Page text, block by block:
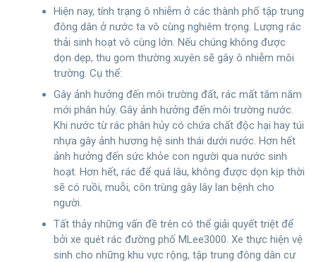
Hiện nay, tính trạng ô nhiễm ở các thành phố tập trung
đông dân ở nước ta vô cùng nghiêm trọng. Lượng rác
thải sinh hoạt vô cùng lớn. Nếu chúng không được
dọn dẹp, thu gom thường xuyên sẽ gây ô nhiễm môi
trường. Cụ thể:
Gây ảnh hưởng đến môi trường đất, rác mất tăm năm
mới phân hủy. Gây ảnh hưởng đến môi trường nước.
Khi nước từ rác phân hủy có chứa chất độc hại hay túi
nhựa gây ảnh hương hệ sinh thái dưới nước. Hơn hết
ảnh hưởng đến sức khỏe con người qua nước sinh
hoạt. Hơn hết, rác để quá lâu, không được dọn kịp thời
sẽ có ruồi, muỗi, côn trùng gây lây lan bệnh cho
người.
Tất thảy những vấn đề trên có thể giải quyết triệt để
bởi xe quét rác đường phố MLee3000. Xe thực hiện vệ
sinh cho những khu vực rộng, tập trung đông dân cư